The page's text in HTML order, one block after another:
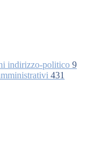
indirizzo-politico 9
431